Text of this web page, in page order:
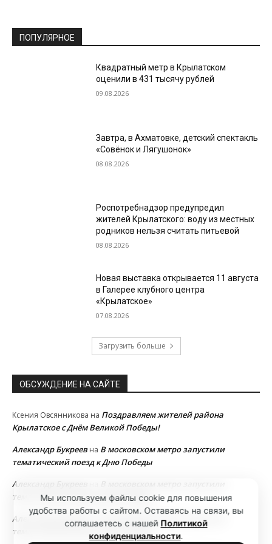
ПОПУЛЯРНОЕ
Квадратный метр в Крылатском
оценили в 431 тысячу рублей
09.08.2026
Завтра, в Ахматовке, детский спектакль
«Совёнок и Лягушонок»
08.08.2026
Роспотребнадзор предупредил
жителей Крылатского: воду из местных
родников нельзя считать питьевой
08.08.2026
Новая выставка открывается 11 августа
в Галерее клубного центра
«Крылатское»
07.08.2026
Загрузить больше
ОБСУЖДЕНИЕ НА САЙТЕ
Ксения Овсянникова на Поздравляем жителей района
Крылатское с Днём Великой Победы!
Александр Букреевна В московском метро запустили
тематический поезд к Дню Победы
Александр Букреев
В московском метро запустили
тематический поезд к Дню Победы
Александр Букреев
В московском метро запустили
тематический поезд к Дню Победы
Мы используем файлы cookie для повышения
удобства работы с сайтом. Оставаясь на связи, вы
соглашаетесь с нашей Политикой
конфиденциальности.